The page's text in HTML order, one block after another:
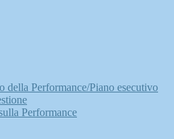
della Performance/Piano esecutivo
Performance